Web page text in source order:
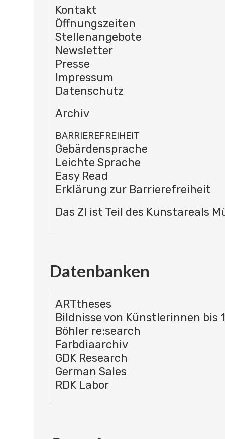
Kontakt
Öffnungszeiten
Stellenangebote
Newsletter
Presse
Impressum
Datenschutz
Archiv
BARRIEREFREIHEIT
Gebärdensprache
Leichte Sprache
Easy Read
Erklärung zur Barrierefreiheit
Das ZI ist Teil des Kunstareals
Datenbanken
ARTtheses
Bildnisse von Künstlerinnen bis
Böhler re:search
Farbdiaarchiv
GDK Research
German Sales
RDK Labor